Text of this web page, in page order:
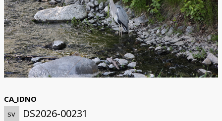
CA_IDNO
sv
DS2026-00231